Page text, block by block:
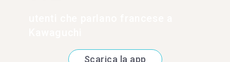
Scarica la app